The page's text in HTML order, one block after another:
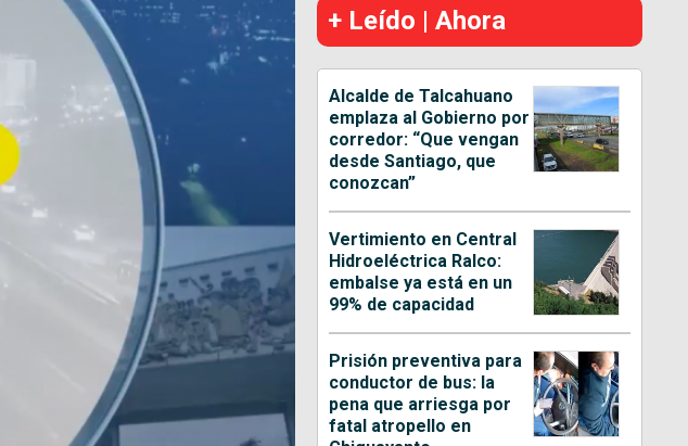
+ Leído | Ahora
Alcalde de Talcahuano
emplaza al Gobierno por
corredor: “Que vengan
desde Santiago, que
conozcan”
Vertimiento en Central
Hidroeléctrica Ralco:
embalse ya está en un
99% de capacidad
Prisión preventiva para
conductor de bus: la
pena que arriesga por
fatal atropello en